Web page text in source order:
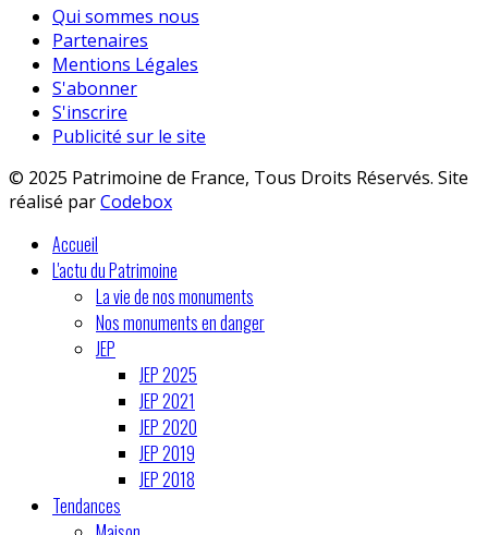
Qui sommes nous
Partenaires
Mentions Légales
S'abonner
S'inscrire
Publicité sur le site
© 2025 Patrimoine de France, Tous Droits Réservés. Site
réalisé parCodebox
Accueil
L'actu du Patrimoine
La vie de nos monuments
Nos monuments en danger
JEP
JEP 2025
JEP 2021
JEP 2020
JEP 2019
JEP 2018
Tendances